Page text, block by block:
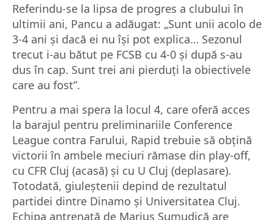
Referindu-se la lipsa de progres a clubului în
ultimii ani, Pancu a adăugat: „Sunt unii acolo de
3-4 ani și dacă ei nu își pot explica… Sezonul
trecut i-au bătut pe FCSB cu 4-0 și după s-au
dus în cap. Sunt trei ani pierduți la obiectivele
care au fost”.
Pentru a mai spera la locul 4, care oferă acces
la barajul pentru preliminariile Conference
League contra Farului, Rapid trebuie să obțină
victorii în ambele meciuri rămase din play-off,
cu CFR Cluj (acasă) și cu U Cluj (deplasare).
Totodată, giuleștenii depind de rezultatul
partidei dintre Dinamo și Universitatea Cluj.
Echipa antrenată de Marius Șumudică are